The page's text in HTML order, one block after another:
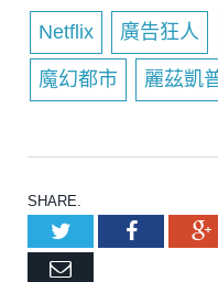
Netflix 廣告狂人
魔幻都市 麗茲凱
SHARE.
Twitter
Email